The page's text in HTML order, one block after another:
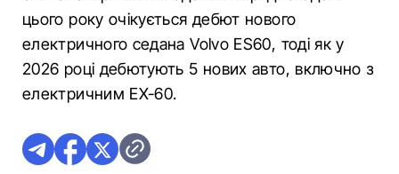
цього року очікується дебют нового
електричного седана Volvo ES60, тоді як у
2026 році дебютують 5 нових авто, включно з
електричним EX-60.